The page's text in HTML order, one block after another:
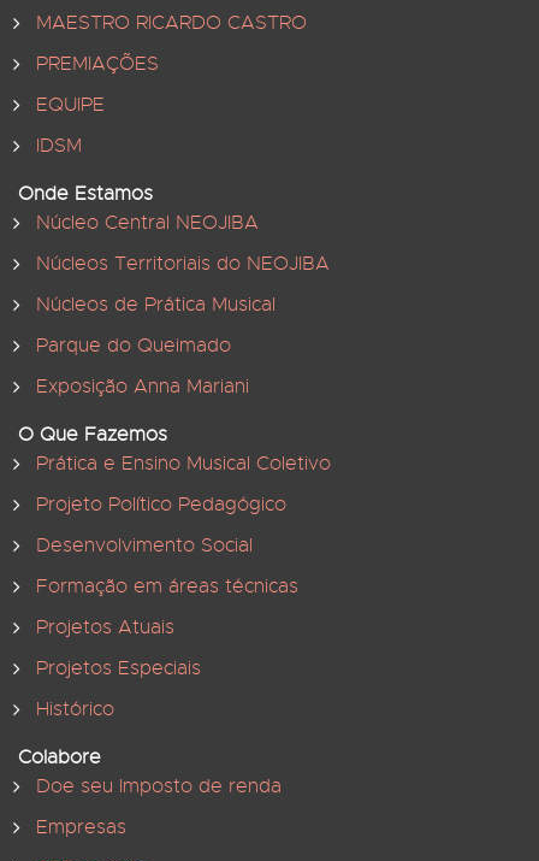
MAESTRO RICARDO CASTRO
PREMIAÇÕES
EQUIPE
IDSM
Onde Estamos
Núcleo Central NEOJIBA
Núcleos Territoriais do NEOJIBA
Núcleos de Prática Musical
Parque do Queimado
Exposição Anna Mariani
O Que Fazemos
Prática e Ensino Musical Coletivo
Projeto Político Pedagógico
Desenvolvimento Social
Formação em áreas técnicas
Projetos Atuais
Projetos Especiais
Histórico
Colabore
Doe seu Imposto de renda
Empresas